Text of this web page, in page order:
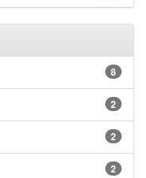
8
2
2
2